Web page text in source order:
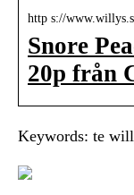
http s://
Snore
20p från
Keywords: te